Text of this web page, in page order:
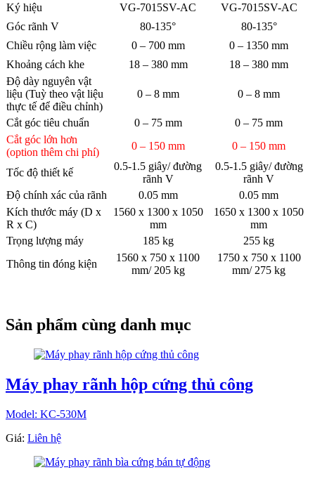
Ký hiệu VG-7015SV-AC
VG-7015SV-AC
Góc rãnh V
80-135°
80-135°
Chiều rộng làm việc
0 – 700 mm
0 – 1350 mm
Khoảng cách khe
18 – 380 mm
18 – 380 mm
Độ dày nguyên vật
liệu (Tuỳ theo vật liệu
thực tế để điều chỉnh)
0 – 8 mm 0 – 8 mm
Cắt góc tiêu chuẩn 0 – 75 mm
0 – 75 mm
Cắt góc lớn hơn
(option thêm chi phí)
0 – 150 mm 0 – 150 mm
Tốc độ thiết kế
0.5-1.5 giây/ đường
rãnh V
0.5-1.5 giây/ đường
rãnh V
Độ chính xác của rãnh
0.05 mm
0.05 mm
Kích thước máy (D x
R x C)
1560 x 1300 x 1050
mm
1650 x 1300 x 1050
mm
Trọng lượng máy
185 kg
255 kg
Thông tin đóng kiện
1560 x 750 x 1100
mm/ 205 kg
1750 x 750 x 1100
mm/ 275 kg
Sản phẩm cùng danh mục
Máy phay rãnh hộp cứng thủ công
Model: KC-530M
Giá: Liên hệ